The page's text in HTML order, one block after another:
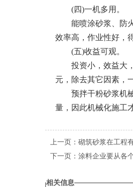
(四)一机多用。
能喷涂砂浆、防火
效率高，作业性好，
(五)收益可观。
投资小，效益大，
元，除去其它因素，
预拌干粉砂浆机械
量，因此机械化施工
上一页： 砌筑砂浆在工程
下一页： 涂料企业要从各
相关信息